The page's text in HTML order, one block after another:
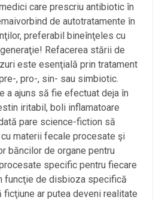
care prescriu antibiotic în
de autotratamente în
preferabil bineînţeles cu
Refacerea stării de
este esenţială prin tratament
, pro-, sin- sau simbiotic.
a ajuns să fie efectuat deja în
iritabil, boli inflamatoare
pare science-fiction să
materii fecale procesate şi
băncilor de organe pentru
specific pentru fiecare
funcţie de disbioza specifică
ficţiune ar putea deveni realitate